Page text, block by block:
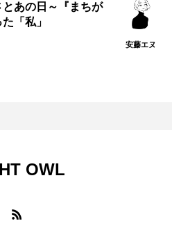
あの日～『まちが
「私」
安藤エヌ
OWL